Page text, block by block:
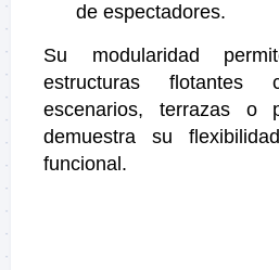
de espectadores.
Su modularidad
estructuras flotantes
escenarios, terrazas o
demuestra su
funcional.